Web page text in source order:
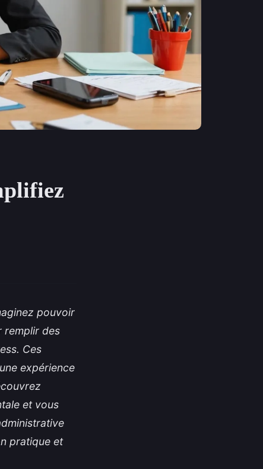
pouvoir
remplir des
Ces
expérience
et vous
pratique et